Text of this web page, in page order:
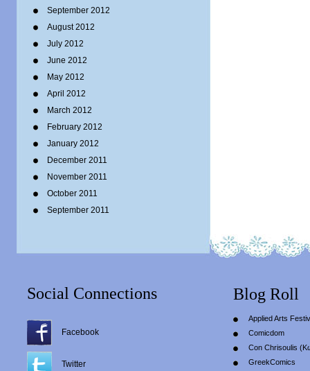
September 2012
August 2012
July 2012
June 2012
May 2012
April 2012
March 2012
February 2012
January 2012
December 2011
November 2011
October 2011
September 2011
Social Connections
Facebook
Twitter
Blog Roll
Applied Arts
Comicdom
Con Chrisoulis
GreekComics